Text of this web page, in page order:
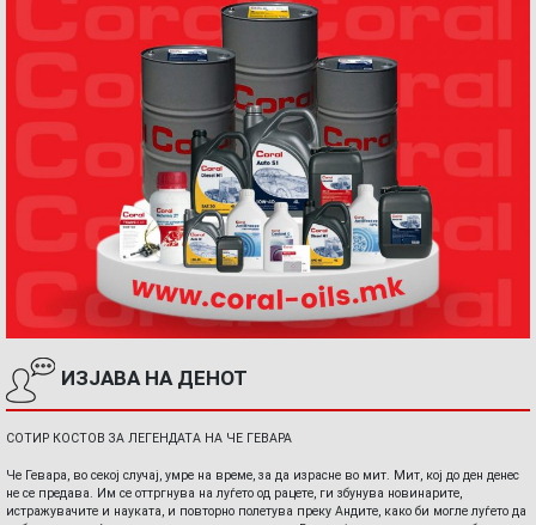
ИЗЈАВА НА ДЕНОТ
СОТИР КОСТОВ ЗА ЛЕГЕНДАТА НА ЧЕ ГЕВАРА
Че Гевара, во секој случај, умре на време, за да израсне во мит. Мит, кој до ден денес
не се предава. Им се оттргнува на луѓето од рацете, ги збунува новинарите,
истражувачите и науката, и повторно полетува преку Андите, како би могле луѓето да